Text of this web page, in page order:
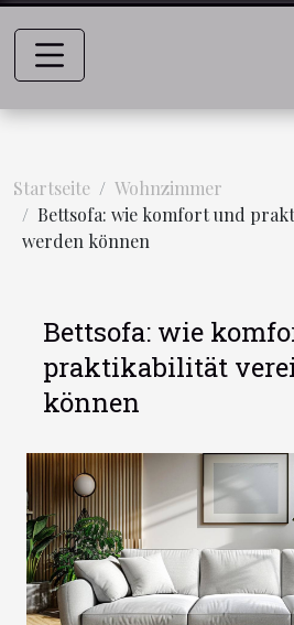
Startseite
Wohnzimmer
Bettsofa: wie komfort und
werden können
Bettsofa: wie
praktikabilität
können